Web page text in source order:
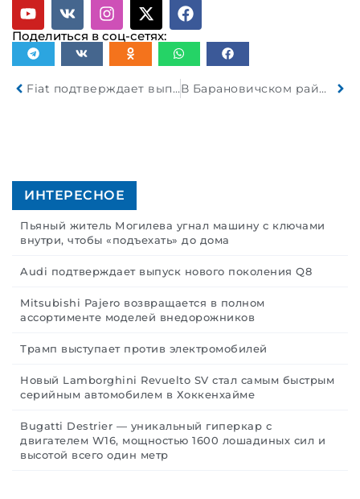
Поделиться в соц-сетях:
Fiat подтверждает выпуск новой «маленькой» Panda в 2027 году В Барановичском районе из-за ДТП загорелся легковой автомобиль Audi. Погиб водитель
ИНТЕРЕСНОЕ
Пьяный житель Могилева угнал машину с ключами
внутри, чтобы «подъехать» до дома
Audi подтверждает выпуск нового поколения Q8
Mitsubishi Pajero возвращается в полном
ассортименте моделей внедорожников
Трамп выступает против электромобилей
Новый Lamborghini Revuelto SV стал самым быстрым
серийным автомобилем в Хоккенхайме
Bugatti Destrier — уникальный гиперкар с
двигателем W16, мощностью 1600 лошадиных сил и
высотой всего один метр